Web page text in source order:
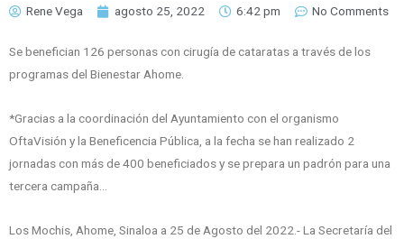
Rene Vega agosto 25, 2022 6:42 pm No Comments
Se benefician 126 personas con cirugía de cataratas a través de los
programas del Bienestar Ahome.
*Gracias a la coordinación del Ayuntamiento con el organismo
OftaVisión y la Beneficencia Pública, a la fecha se han realizado 2
jornadas con más de 400 beneficiados y se prepara un padrón para una
tercera campaña…
Los Mochis, Ahome, Sinaloa a 25 de Agosto del 2022.- La Secretaría del